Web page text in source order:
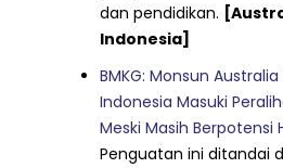
dan pendidikan.
Indonesia]
BMKG: Monsun
Indonesia Masuki
Meski Masih Berpotensi
Penguatan ini ditandai